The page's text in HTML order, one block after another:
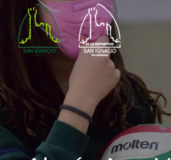
Skip to main content